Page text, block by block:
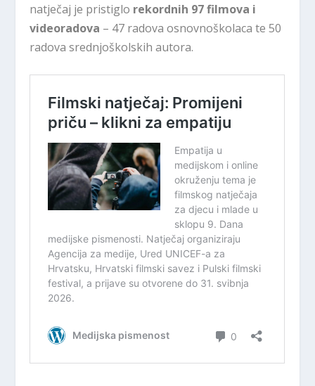
natječaj je pristiglo rekordnih 97 filmova i
videoradova – 47 radova osnovnoškolaca te 50
radova srednjoškolskih autora.